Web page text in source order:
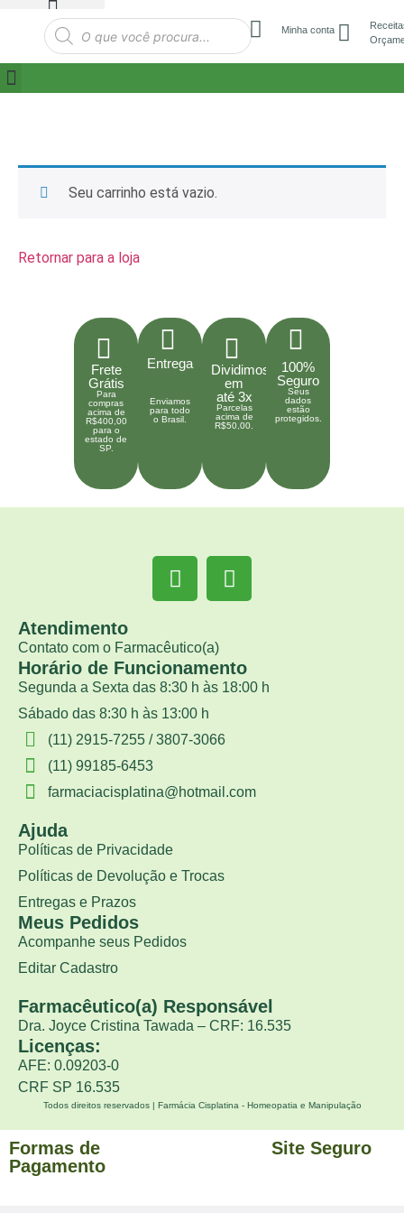
Minha conta
Seu carrinho está vazio.
Retornar para a loja
Frete
Grátis
Para
compras
acima de
R$400,00
para o
estado de
SP.
Entrega
Enviamos
para todo
o Brasil.
Dividimos
em
até 3x
Parcelas
acima de
R$50,00.
100%
Seguro
Seus
dados
estão
protegidos.
Atendimento
Contato com o Farmacêutico(a)
Horário de Funcionamento
Segunda a Sexta das 8:30 h às 18:00 h
Sábado das 8:30 h às 13:00 h
(11) 2915-7255 / 3807-3066
(11) 99185-6453
farmaciacisplatina@hotmail.com
Ajuda
Políticas de Privacidade
Políticas de Devolução e Trocas
Entregas e Prazos
Meus Pedidos
Acompanhe seus Pedidos
Editar Cadastro
Farmacêutico(a) Responsável
Dra. Joyce Cristina Tawada – CRF: 16.535
Licenças:
AFE: 0.09203-0
CRF SP 16.535
Todos direitos reservados | Farmácia Cisplatina - Homeopatia e Manipulação
Formas de
Pagamento
Site Seguro